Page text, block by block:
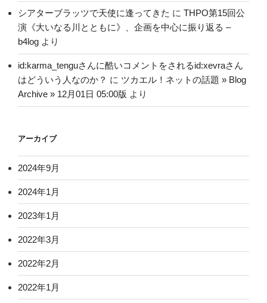
シアターブラッツで天使に逢ってきた に THPO第15回公
演《大いなる川とともに》、企画を中心に振り返る –
b4log より
id:karma_tenguさんに酷いコメントをされるid:xevraさん
はどういう人なのか？ に ツカエル！ネットの話題 » Blog
Archive » 12月01日 05:00版 より
アーカイブ
2024年9月
2024年1月
2023年1月
2022年3月
2022年2月
2022年1月